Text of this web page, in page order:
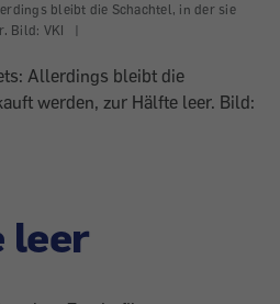
bleibt die Schachtel, in der sie
Bild: VKI
|
Allerdings bleibt die
werden, zur Hälfte leer. Bild:
leer